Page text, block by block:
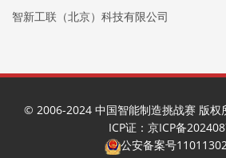
智新工联（北京）科技有限公司
© 2006-2024 中国智能制造挑战赛 版权
ICP证：京ICP备
公安备案号